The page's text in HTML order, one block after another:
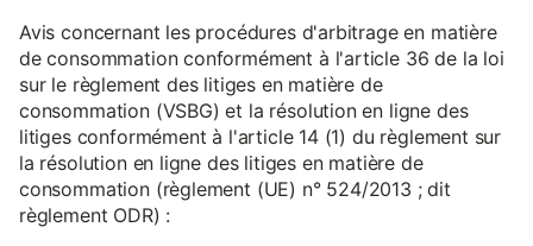
Avis concernant les procédures d'arbitrage en matière
de consommation conformément à l'article 36 de la loi
sur le règlement des litiges en matière de
consommation (VSBG) et la résolution en ligne des
litiges conformément à l'article 14 (1) du règlement sur
la résolution en ligne des litiges en matière de
consommation (règlement (UE) n° 524/2013 ; dit
règlement ODR) :